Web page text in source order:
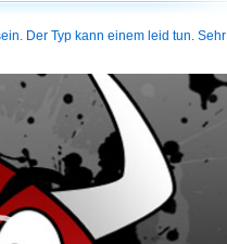
Der Typ kann einem leid tun. Sehr